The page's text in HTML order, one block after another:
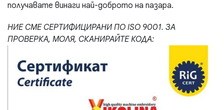
получавате винаги най-доброто на пазара.
НИЕ СМЕ СЕРТИФИЦИРАНИ ПО ISO 9001. ЗА
ПРОВЕРКА, МОЛЯ, СКАНИРАЙТЕ КОДА: